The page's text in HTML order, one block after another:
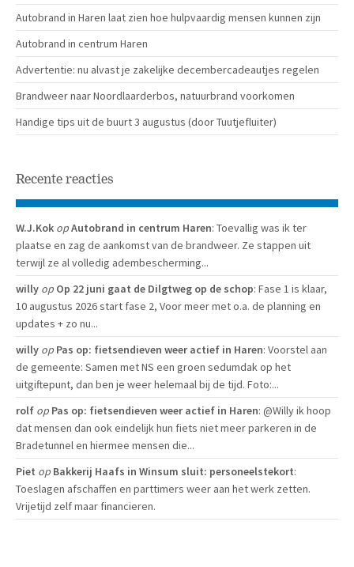
Autobrand in Haren laat zien hoe hulpvaardig mensen kunnen zijn
Autobrand in centrum Haren
Advertentie: nu alvast je zakelijke decembercadeautjes regelen
Brandweer naar Noordlaarderbos, natuurbrand voorkomen
Handige tips uit de buurt 3 augustus (door Tuutjefluiter)
Recente reacties
W.J.Kok opAutobrand in centrum Haren: Toevallig was ik ter
plaatse en zag de aankomst van de brandweer. Ze stappen uit
terwijl ze al volledig adembescherming...
willy op Op 22 juni gaat de Dilgtweg op de schop: Fase 1 is klaar,
10 augustus 2026 start fase 2, Voor meer met o.a. de planning en
updates + zo nu...
willy op Pas op: fietsendieven weer actief in Haren: Voorstel aan
de gemeente: Samen met NS een groen sedumdak op het
uitgiftepunt, dan ben je weer helemaal bij de tijd. Foto:...
rolf op Pas op: fietsendieven weer actief in Haren: @Willy ik hoop
dat mensen dan ook eindelijk hun fiets niet meer parkeren in de
Bradetunnel en hiermee mensen die...
Piet op Bakkerij Haafs in Winsum sluit: personeelstekort:
Toeslagen afschaffen en parttimers weer aan het werk zetten.
Vrijetijd zelf maar financieren.